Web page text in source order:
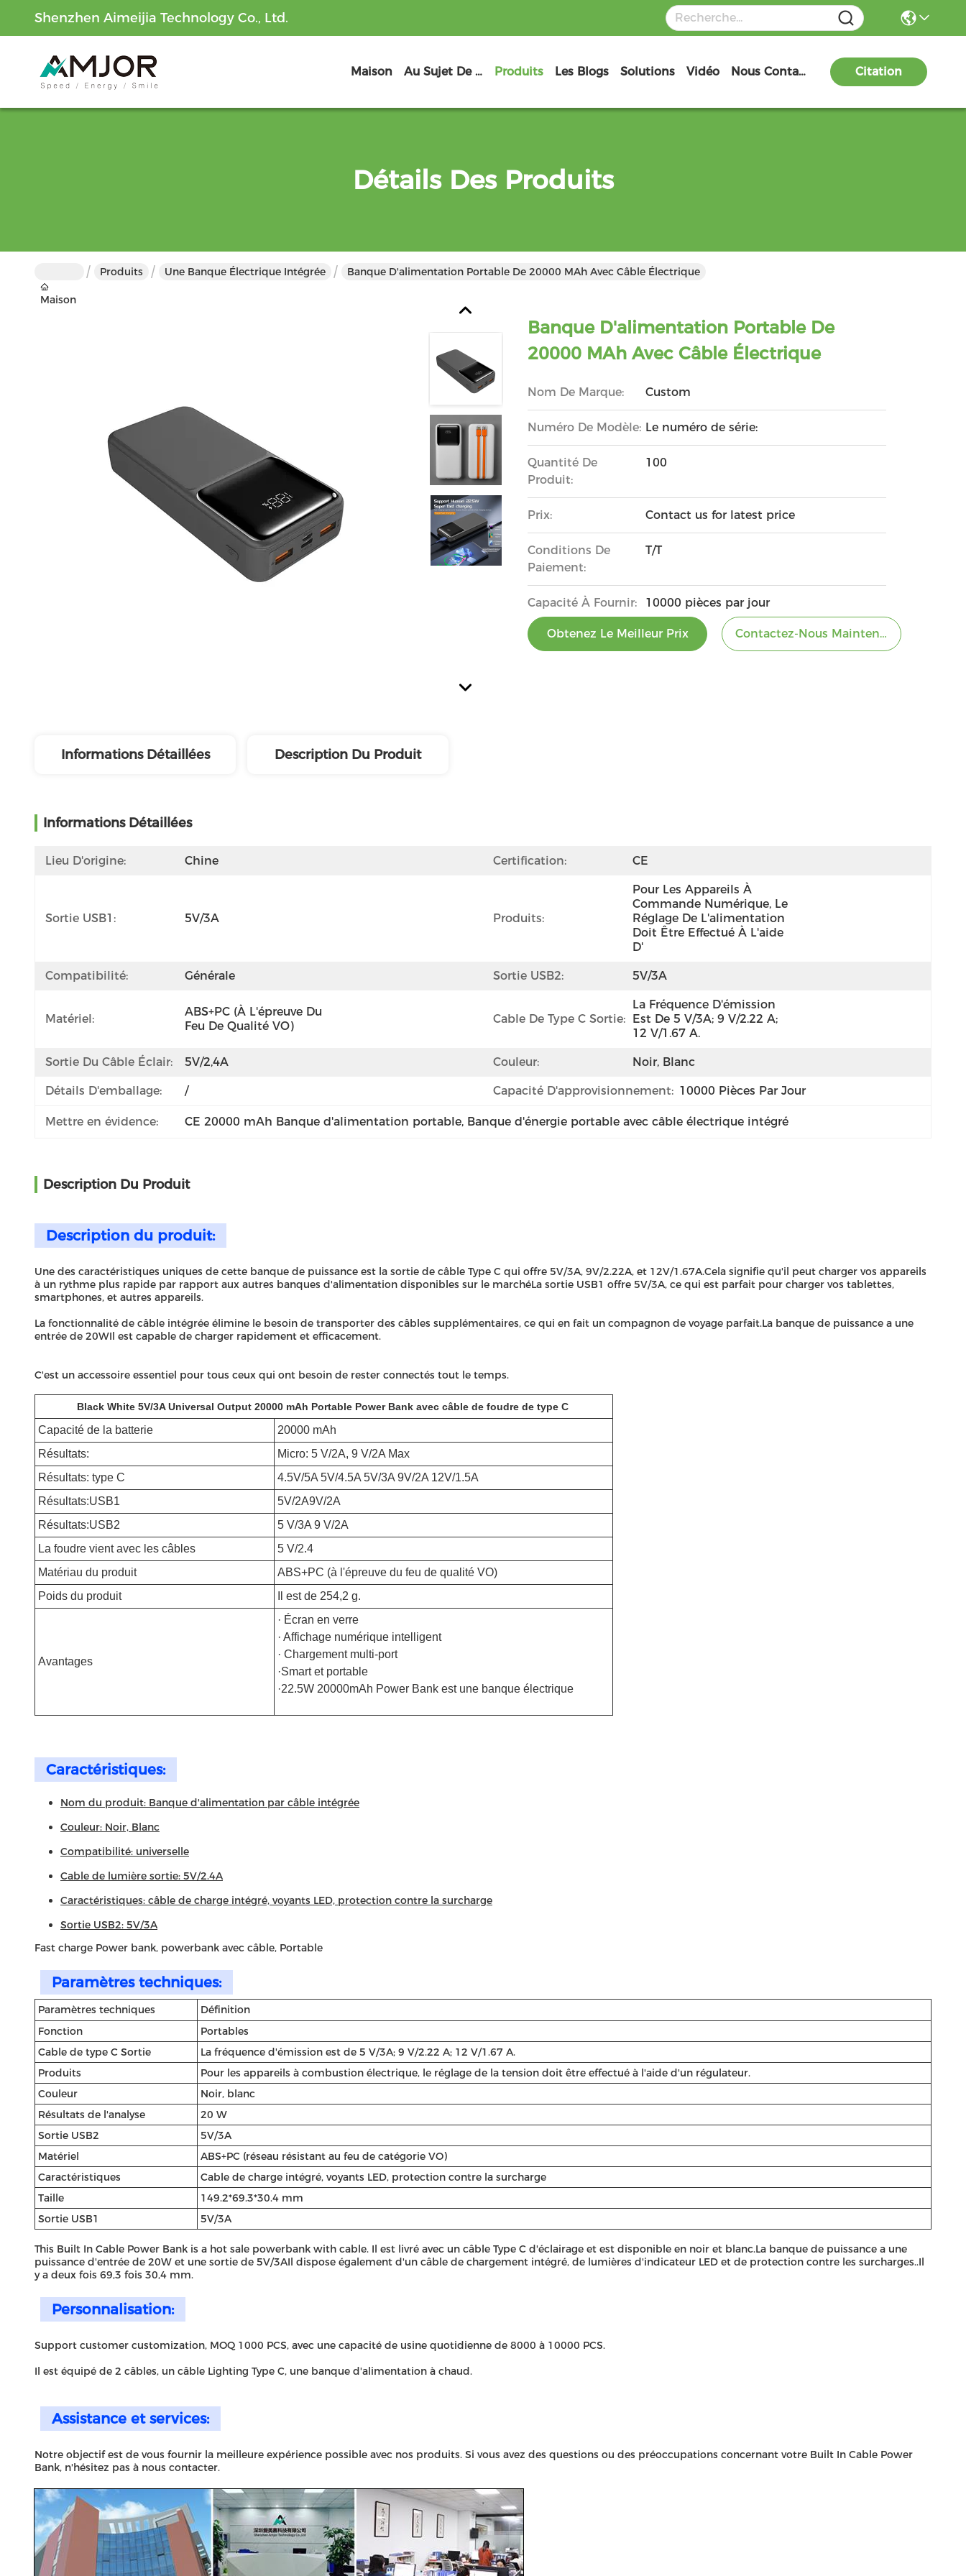
Shenzhen Aimeijia Technology Co., Ltd.
Maison Au Sujet De Nous Produits Les Blogs Solutions Vidéo Nous Contacter Citation
Détails Des Produits
Maison
Produits Une Banque Électrique Intégrée Banque D'alimentation Portable De 20000 MAh Avec Câble Électrique
Banque D'alimentation Portable De
20000 MAh Avec Câble Électrique
Nom De Marque: Custom
Numéro De Modèle: Le numéro de série:
Quantité De
Produit:
100
Prix: Contact us for latest price
Conditions De
Paiement:
T/T
Capacité À Fournir: 10000 pièces par jour
Obtenez Le Meilleur Prix Contactez-Nous Maintenant
Informations Détaillées Description Du Produit
Informations Détaillées
Lieu D'origine: Chine Certification: CE
Sortie USB1: 5V/3A Produits:
Pour Les Appareils À
Commande Numérique, Le
Réglage De L'alimentation
Doit Être Effectué À L'aide
D'
Compatibilité: Générale Sortie USB2: 5V/3A
Matériel:
ABS+PC (à L'épreuve Du
Feu De Qualité VO)
Cable De Type C Sortie:
La Fréquence D'émission
Est De 5 V/3A; 9 V/2.22 A;
12 V/1.67 A.
Sortie Du Câble Éclair: 5V/2,4A Couleur: Noir, Blanc
Détails D'emballage: / Capacité D'approvisionnement: 10000 Pièces Par Jour
Mettre en évidence: CE 20000 mAh Banque d'alimentation portable, Banque d'énergie portable avec câble électrique intégré
Description Du Produit
Description du produit:
Une des caractéristiques uniques de cette banque de puissance est la sortie de câble Type C qui offre 5V/3A, 9V/2.22A, et 12V/1.67A.Cela signifie qu'il peut charger vos appareils
à un rythme plus rapide par rapport aux autres banques d'alimentation disponibles sur le marchéLa sortie USB1 offre 5V/3A, ce qui est parfait pour charger vos tablettes,
smartphones, et autres appareils.
La fonctionnalité de câble intégrée élimine le besoin de transporter des câbles supplémentaires, ce qui en fait un compagnon de voyage parfait.La banque de puissance a une
entrée de 20WIl est capable de charger rapidement et efficacement.
C'est un accessoire essentiel pour tous ceux qui ont besoin de rester connectés tout le temps.
Black White 5V/3A Universal Output 20000 mAh Portable Power Bank avec câble de foudre de type C
Capacité de la batterie
20000 mAh
Résultats:
Micro: 5 V/2A, 9 V/2A Max
Résultats: type C
4.5V/5A 5V/4.5A 5V/3A 9V/2A 12V/1.5A
Résultats:USB1
5V/2A9V/2A
Résultats:USB2
5 V/3A 9 V/2A
La foudre vient avec les câbles
5 V/2.4
Matériau du produit
ABS+PC (à l'épreuve du feu de qualité VO)
Poids du produit
Il est de 254,2 g.
Avantages
· Écran en verre
· Affichage numérique intelligent
· Chargement multi-port
·Smart et portable
·22.5W 20000mAh Power Bank est une banque électrique
Caractéristiques:
Nom du produit: Banque d'alimentation par câble intégrée
Couleur: Noir, Blanc
Compatibilité: universelle
Cable de lumière sortie: 5V/2.4A
Caractéristiques: câble de charge intégré, voyants LED, protection contre la surcharge
Sortie USB2: 5V/3A
Fast charge Power bank, powerbank avec câble, Portable
Paramètres techniques:
Paramètres techniques
Définition
Fonction
Portables
Cable de type C Sortie
La fréquence d'émission est de 5 V/3A; 9 V/2.22 A; 12 V/1.67 A.
Produits
Pour les appareils à combustion électrique, le réglage de la tension doit être effectué à l'aide d'un régulateur.
Couleur
Noir, blanc
Résultats de l'analyse
20 W
Sortie USB2
5V/3A
Matériel
ABS+PC (réseau résistant au feu de catégorie VO)
Caractéristiques
Cable de charge intégré, voyants LED, protection contre la surcharge
Taille
149.2*69.3*30.4 mm
Sortie USB1
5V/3A
This Built In Cable Power Bank is a hot sale powerbank with cable. Il est livré avec un câble Type C d'éclairage et est disponible en noir et blanc.La banque de puissance a une
puissance d'entrée de 20W et une sortie de 5V/3AIl dispose également d'un câble de chargement intégré, de lumières d'indicateur LED et de protection contre les surcharges..Il
y a deux fois 69,3 fois 30,4 mm.
Personnalisation:
Support customer customization, MOQ 1000 PCS, avec une capacité de usine quotidienne de 8000 à 10000 PCS.
Il est équipé de 2 câbles, un câble Lighting Type C, une banque d'alimentation à chaud.
Assistance et services:
Notre objectif est de vous fournir la meilleure expérience possible avec nos produits. Si vous avez des questions ou des préoccupations concernant votre Built In Cable Power
Bank, n'hésitez pas à nous contacter.